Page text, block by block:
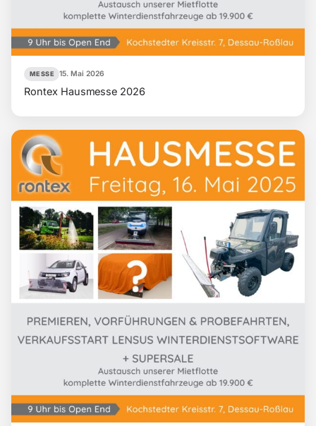
MESSE 15. Mai 2026
Rontex Hausmesse 2026